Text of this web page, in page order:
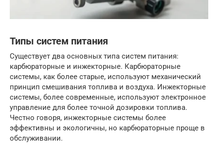
Типы систем питания
Существует два основных типа систем питания:
карбюраторные и инжекторные. Карбюраторные
системы, как более старые, используют механический
принцип смешивания топлива и воздуха. Инжекторные
системы, более современные, используют электронное
управление для более точной дозировки топлива.
Честно говоря, инжекторные системы более
эффективны и экологичны, но карбюраторные проще в
обслуживании.